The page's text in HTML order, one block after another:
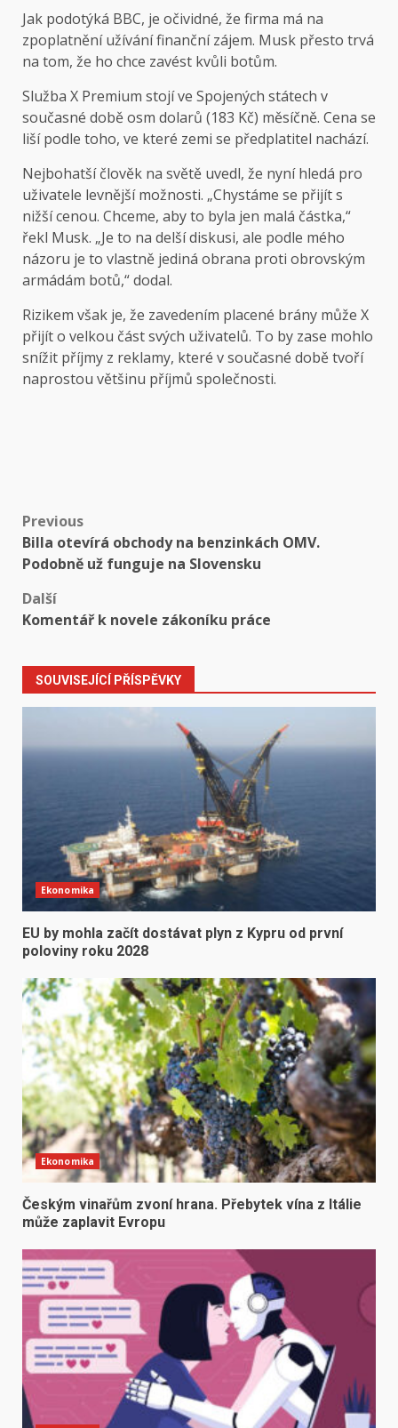
Jak podotýká BBC, je očividné, že firma má na
zpoplatnění užívání finanční zájem. Musk přesto trvá
na tom, že ho chce zavést kvůli botům.
Služba X Premium stojí ve Spojených státech v
současné době osm dolarů (183 Kč) měsíčně. Cena se
liší podle toho, ve které zemi se předplatitel nachází.
Nejbohatší člověk na světě uvedl, že nyní hledá pro
uživatele levnější možnosti. „Chystáme se přijít s
nižší cenou. Chceme, aby to byla jen malá částka,“
řekl Musk. „Je to na delší diskusi, ale podle mého
názoru je to vlastně jediná obrana proti obrovským
armádám botů,“ dodal.
Rizikem však je, že zavedením placené brány může X
přijít o velkou část svých uživatelů. To by zase mohlo
snížit příjmy z reklamy, které v současné době tvoří
naprostou většinu příjmů společnosti.
Post
navigation
Previous
Billa otevírá obchody na benzinkách OMV.
Podobně už funguje na Slovensku
Další
Komentář k novele zákoníku práce
SOUVISEJÍCÍ PŘÍSPĚVKY
Ekonomika
EU by mohla začít dostávat plyn z Kypru od první
poloviny roku 2028
Ekonomika
Českým vinařům zvoní hrana. Přebytek vína z Itálie
může zaplavit Evropu